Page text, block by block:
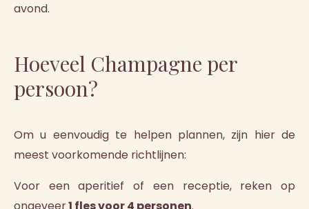
avond.
Hoeveel Champagne per
persoon?
Om u eenvoudig te helpen plannen, zijn hier de
meest voorkomende richtlijnen:
Voor een aperitief of een receptie, reken op